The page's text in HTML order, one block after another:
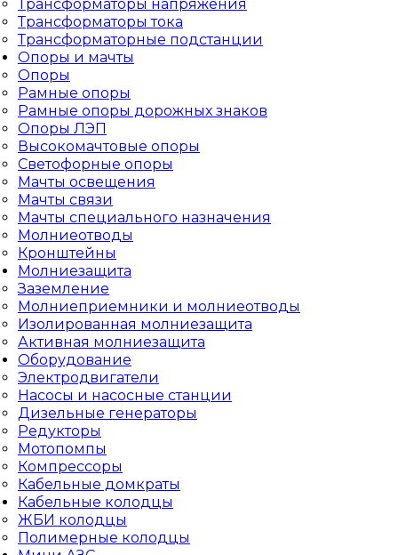
Трансформаторы напряжения
Трансформаторы тока
Трансформаторные подстанции
Опоры и мачты
Опоры
Рамные опоры
Рамные опоры дорожных знаков
Опоры ЛЭП
Высокомачтовые опоры
Светофорные опоры
Мачты освещения
Мачты связи
Мачты специального назначения
Молниеотводы
Кронштейны
Молниезащита
Заземление
Молниеприемники и молниеотводы
Изолированная молниезащита
Активная молниезащита
Оборудование
Электродвигатели
Насосы и насосные станции
Дизельные генераторы
Редукторы
Мотопомпы
Компрессоры
Кабельные домкраты
Кабельные колодцы
ЖБИ колодцы
Полимерные колодцы